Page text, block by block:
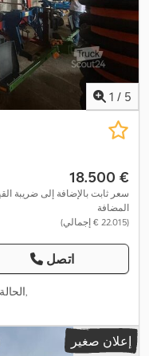
1 / 5
‏18.500 €
سعر ثابت بالإضافة إلى ضريبة
المضافة
(‏22.015 € إجمالي)
اتصل
,
إعلان صغير